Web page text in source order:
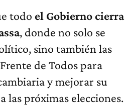
todo el Gobierno cierra
, donde no solo se
sino también las
de Todos para
y mejorar su
las próximas elecciones.